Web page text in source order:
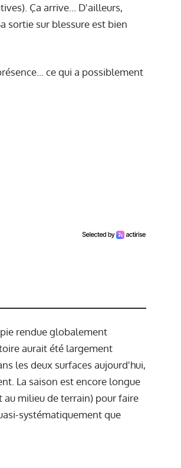
Ça arrive... D'ailleurs,
sortie sur blessure est bien
ce qui a possiblement
rendue globalement
aurait été largement
les deux surfaces aujourd'hui,
La saison est encore longue
milieu de terrain) pour faire
systématiquement que